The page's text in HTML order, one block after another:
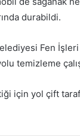
durabildi.
Fen
temizleme
için yol çift